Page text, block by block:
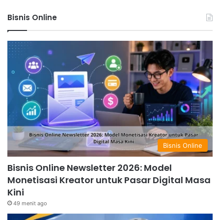
Bisnis Online
Bisnis Online
Bisnis Online Newsletter 2026: Model
Monetisasi Kreator untuk Pasar Digital Masa
Kini
49 menit ago